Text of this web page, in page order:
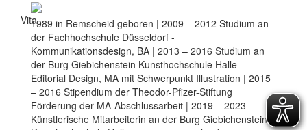
Vita1989 in Remscheid geboren | 2009 – 2012 Studium an
der Fachhochschule Düsseldorf -
Kommunikationsdesign, BA | 2013 – 2016 Studium an
der Burg Giebichenstein Kunsthochschule Halle -
Editorial Design, MA mit Schwerpunkt Illustration | 2015
– 2016 Stipendium der Theodor-Pfizer-Stiftung
Förderung der MA-Abschlussarbeit | 2019 – 2023
Künstlerische Mitarbeiterin an der Burg Giebichenstein